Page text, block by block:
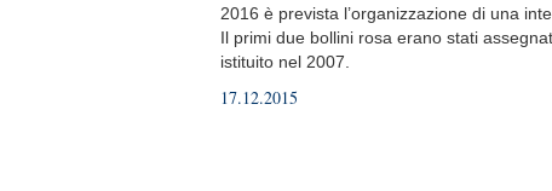
2016 è prevista l’organizzazione di una
Il primi due bollini rosa erano stati
istituito nel 2007.
17.12.2015